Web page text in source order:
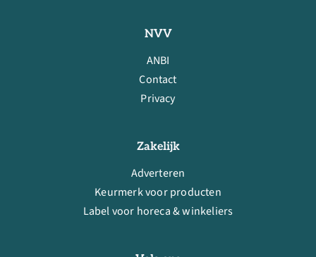
NVV
ANBI
Contact
Privacy
Zakelijk
Adverteren
Keurmerk voor producten
Label voor horeca & winkeliers